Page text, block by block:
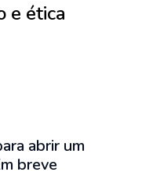
e ética
abrir um
breve